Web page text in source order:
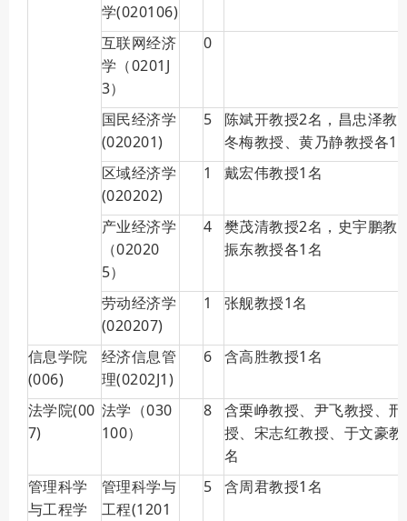
学(020106)
互联网经济
学（0201J
3）
0
国民经济学
(020201)
5
陈斌开教授2名，昌忠泽教
冬梅教授、黄乃静教授各1
区域经济学
(020202)
1 戴宏伟教授1名
产业经济学
（02020
5）
4
樊茂清教授2名，史宇鹏教
振东教授各1名
劳动经济学
(020207)
1 张舰教授1名
信息学院
(006)
经济信息管
理(0202J1)
6 含高胜教授1名
法学院(00
7)
法学（030
100）
8
含栗峥教授、尹飞教授、
授、宋志红教授、于文豪
名
管理科学
与工程学
管理科学与
工程(1201
5 含周君教授1名